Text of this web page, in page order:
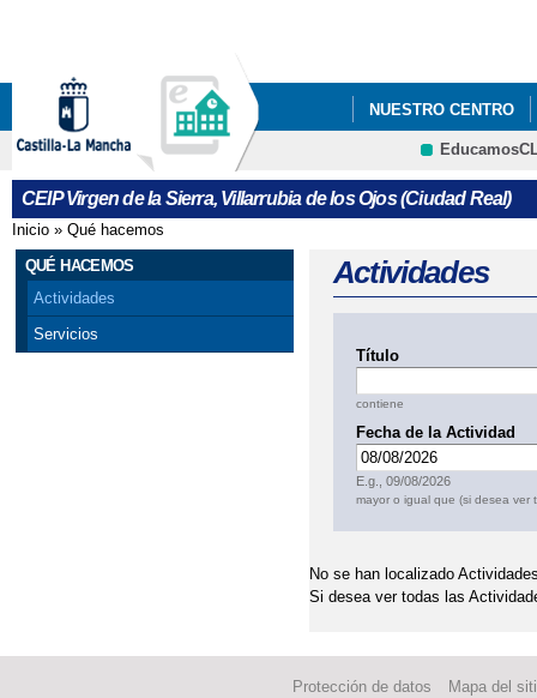
NUESTRO CENTRO
CRFP
CEIP Virgen de la Sierra, Villarrubia de los Ojos (Ciudad Real)
Se encuentra usted aquí
Inicio » Qué hacemos
QUÉ HACEMOS
Actividades
Servicios
Actividades
Título
contiene
Fecha de la Actividad
Fecha
E.g., 09/08/2026
mayor o igual que (si desea ver
No se han localizado
Si desea ver todas las
Protección de datos Mapa del